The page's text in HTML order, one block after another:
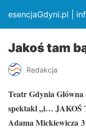
esencjaGdyni.pl |
Jakoś tam
Redakcja
Teatr Gdynia
spektakl „i… JAKOŚ
Adama Mickiewicza